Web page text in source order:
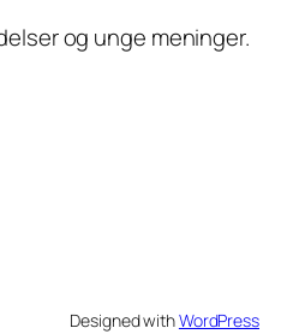
og unge meninger.
Designed withWordPress